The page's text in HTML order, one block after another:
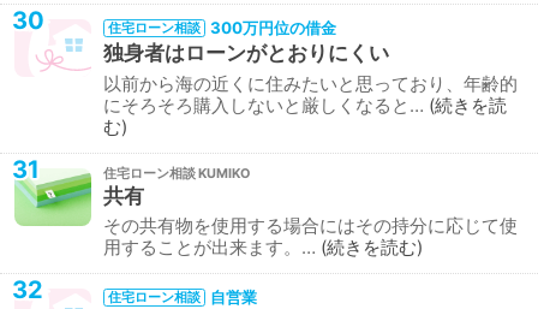
30 住宅ローン相談 300万円位の借金
独身者はローンがとおりにくい
以前から海の近くに住みたいと思っており、年齢的
にそろそろ購入しないと厳しくなると… 続きを読
む
31 住宅ローン相談
共有
その共有物を使用する場合にはその持分に応じて使
用することが出来ます。… 続きを読む
32 住宅ローン相談 自営業